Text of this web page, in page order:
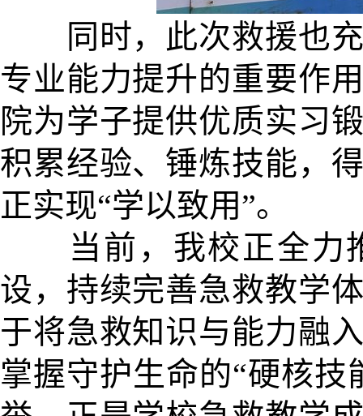
同时，此次救援也充
专业能力提升的重要作
院为学子提供优质实习
积累经验、锤炼技能，
正实现“学以致用”。
当前，我校正全力
设，持续完善急救教学
于将急救知识与能力融
掌握守护生命的“硬核